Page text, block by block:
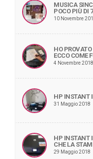
MUSICA
POCO PIÙ DI
10 Novembre
HO
ECCO COME
4 Novembre 2018
HP INSTANT
31 Maggio 2018
HP INSTANT
CHE LA
29 Maggio 2018